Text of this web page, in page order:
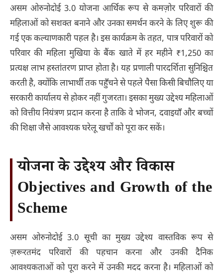
असम ओरुनोदोई 3.0 योजना आर्थिक रूप से कमज़ोर परिवारों की
महिलाओं को सशक्त बनाने और उनका समर्थन करने के लिए शुरू की
गई एक कल्याणकारी पहल है। इस कार्यक्रम के तहत, पात्र परिवारों को
परिवार की महिला मुखिया के बैंक खाते में हर महीने ₹1,250 का
प्रत्यक्ष लाभ हस्तांतरण प्राप्त होता है। यह प्रणाली पारदर्शिता सुनिश्चित
करती है, क्योंकि लाभार्थी तक पहुँचने से पहले पैसा किसी बिचौलिए या
सरकारी कार्यालय से होकर नहीं गुजरता। इसका मुख्य उद्देश्य महिलाओं
को वित्तीय नियंत्रण प्रदान करना है ताकि वे भोजन, दवाइयाँ और बच्चों
की शिक्षा जैसे आवश्यक घरेलू खर्चों को पूरा कर सकें।
योजना के उद्देश्य और विकास
Objectives and Growth of the
Scheme
असम ओरुनोदोई 3.0 सूची का मुख्य उद्देश्य वास्तविक रूप से
ज़रूरतमंद परिवारों की पहचान करना और उनकी दैनिक
आवश्यकताओं को पूरा करने में उनकी मदद करना है। महिलाओं को